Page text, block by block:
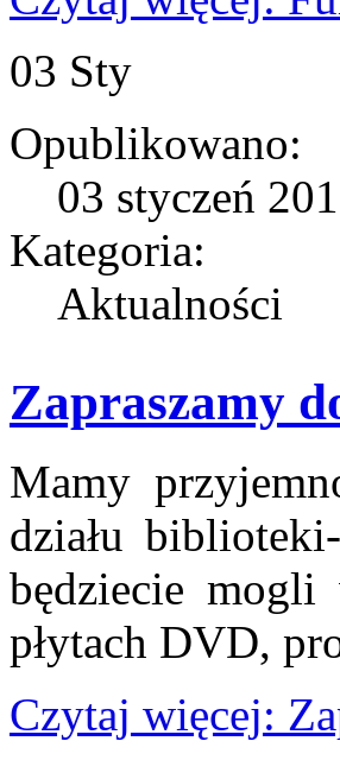
03 Sty
Opublikowano:
03 styczeń
Kategoria:
Aktualności
Zapraszamy
Mamy
działu
będziecie
płytach DVD,
Czytaj więcej: